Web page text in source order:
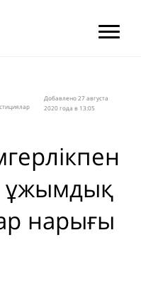
Добавлено 27 августа
2020 года в 13:05
ұжымдық
нарығы